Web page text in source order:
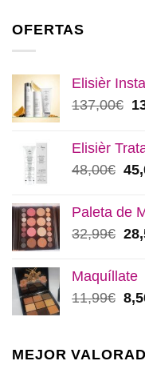
OFERTAS
Elisièr
137,00€ El
Elisièr
48,00€ El
Paleta de
32,99€ El
Maquíllate
11,99€ El
MEJOR